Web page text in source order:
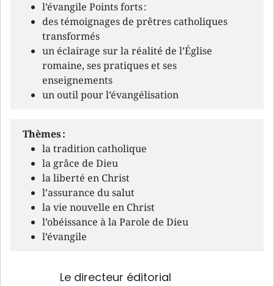
l’évangile Points forts :
des témoignages de prêtres catholiques
transformés
un éclairage sur la réalité de l’Église
romaine, ses pratiques et ses
enseignements
un outil pour l’évangélisation
Thèmes :
la tradition catholique
la grâce de Dieu
la liberté en Christ
l’assurance du salut
la vie nouvelle en Christ
l’obéissance à la Parole de Dieu
l’évangile
Le directeur éditorial